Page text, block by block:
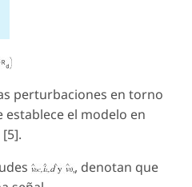
perturbaciones en torno
el modelo en
, denotan que